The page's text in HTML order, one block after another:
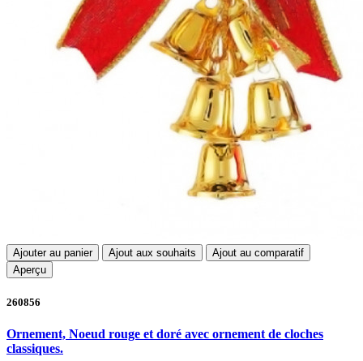
Ajouter au panier Ajout aux souhaits
Ajout au comparatif
Aperçu
260856
Ornement, Noeud rouge et doré avec ornement de cloches
classiques.